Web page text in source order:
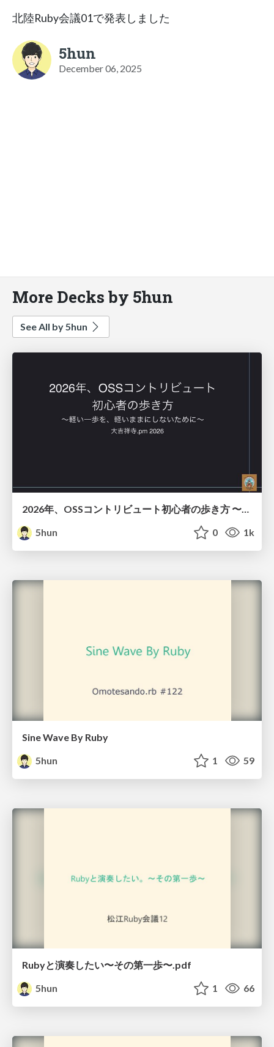
北陸Ruby会議01で発表しました
5hun
December 06, 2025
More Decks by 5hun
See All by 5hun
2026年、OSSコントリビュート初心者の歩き方 〜軽い一歩を、軽いままにしないために〜 / oss-contribution-for-beginners-2026
5hun
0 1k
Sine Wave By Ruby
5hun
1 59
Rubyと演奏したい〜その第一歩〜.pdf
5hun
1 66